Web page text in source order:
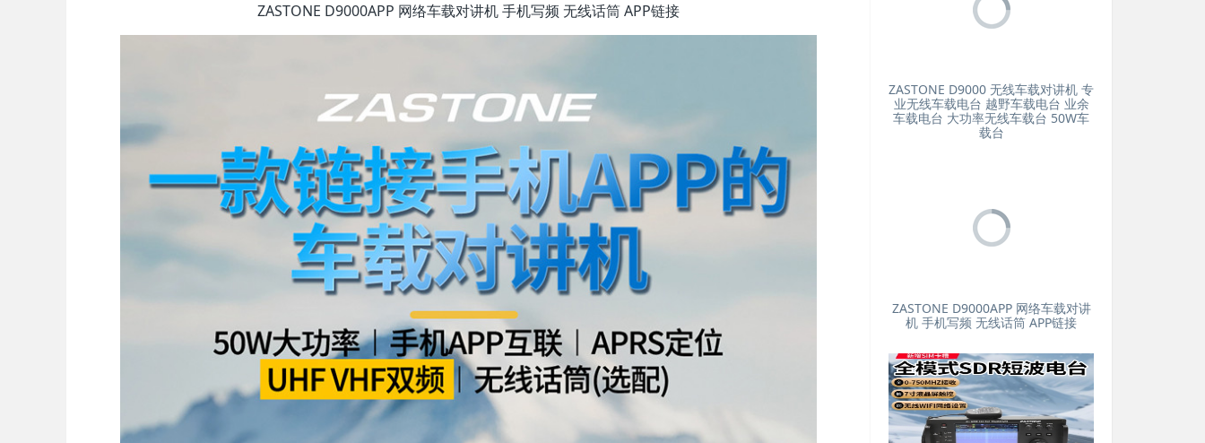
ZASTONE D9000APP 网络车载对讲机 手机写频 无线话筒 APP链接
ZASTONE D9000 无线车载对讲机 专
业无线车载电台 越野车载电台 业余
车载电台 大功率无线车载台 50W车
载台
ZASTONE D9000APP 网络车载对讲
机 手机写频 无线话筒 APP链接